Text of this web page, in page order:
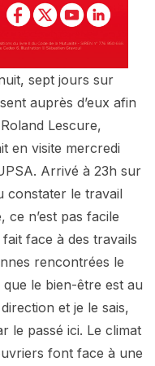
sept jours sur
auprès d’eux afin
Lescure,
en visite mercredi
Arrivé à 23h sur
constater le travail
ce n’est pas facile
face à des travails
rencontrées le
le bien-être est au
et je le sais,
le passé ici. Le climat
font face à une